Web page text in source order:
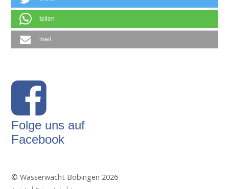
teilen
mail
Folge uns auf
Facebook
© Wasserwacht Bobingen 2026